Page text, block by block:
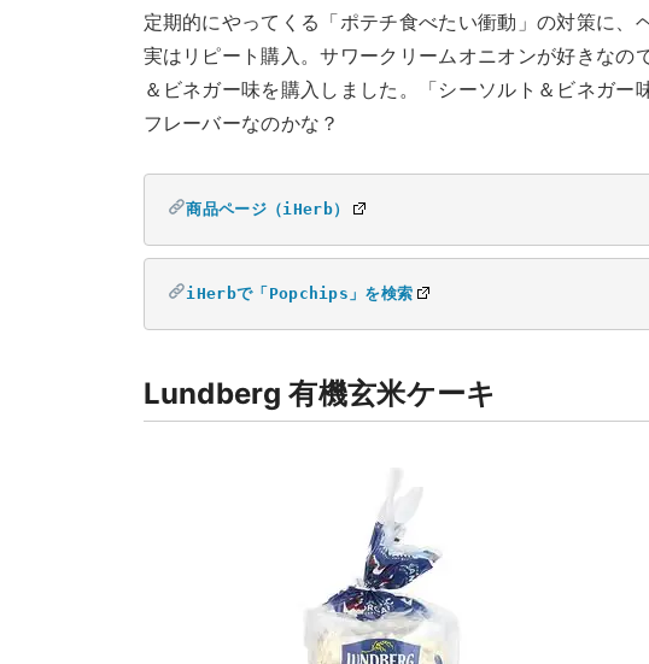
定期的にやってくる「ポテチ食べたい衝動」の対策に、
実はリピート購入。サワークリームオニオンが好きなの
＆ビネガー味を購入しました。「シーソルト＆ビネガ
フレーバーなのかな？
商品ページ（iHerb）
iHerbで「Popchips」を検索
Lundberg 有機玄米ケーキ